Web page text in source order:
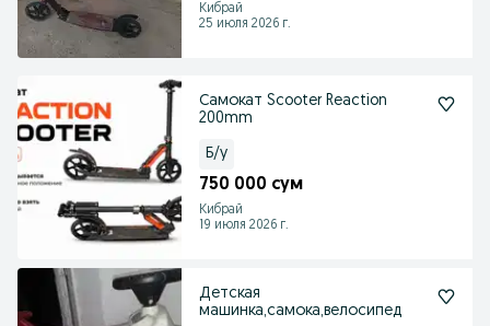
Кибрай
25 июля 2026 г.
Самокат Scooter Reaction
200mm
Б/у
750 000 сум
Кибрай
19 июля 2026 г.
Детская
машинка,самока,велосипед